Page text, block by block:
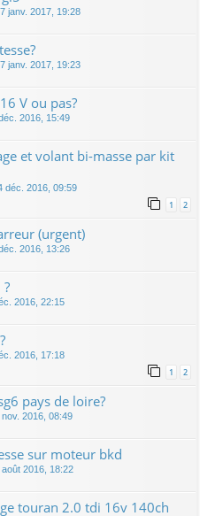
janv. 2017, 19:28
janv. 2017, 19:23
V ou pas?
2016, 15:49
et volant bi-masse par kit
déc. 2016, 09:59
1 2
(urgent)
2016, 13:26
2016, 22:15
2016, 17:18
1 2
pays de loire?
nov. 2016, 08:49
sur moteur bkd
août 2016, 18:22
touran 2.0 tdi 16v 140ch